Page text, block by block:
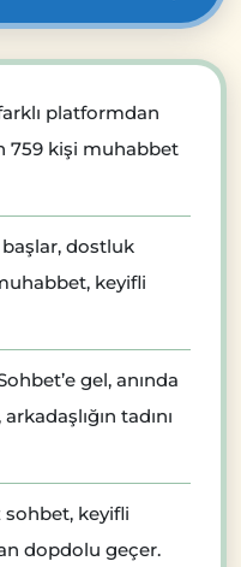
platformdan
759 kişi muhabbet
dostluk
keyifli
gel, anında
tadını
sohbet, keyifli
dopdolu geçer.